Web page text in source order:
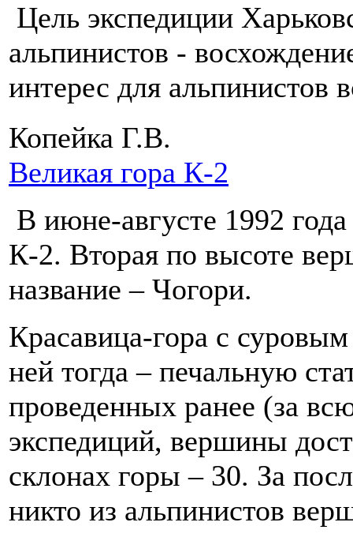
Цель экспедиции
альпинистов -
интерес для альпинистов
Копейка Г.В.
Великая гора К-2
В июне-августе 1992
К-2. Вторая по высоте
название – Чогори.
Красавица-гора с
ней тогда – печальную
проведенных ранее (за
экспедиций, вершины
склонах горы – 30. За
никто из альпинистов